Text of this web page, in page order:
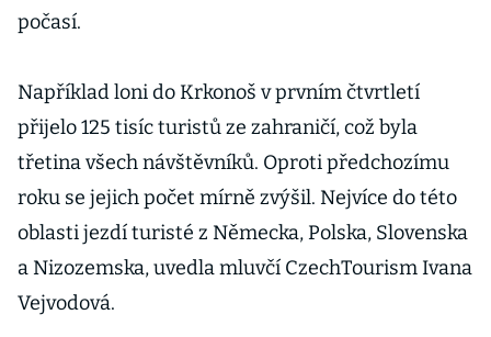
počasí.
Například loni do Krkonoš v prvním čtvrtletí
přijelo 125 tisíc turistů ze zahraničí, což byla
třetina všech návštěvníků. Oproti předchozímu
roku se jejich počet mírně zvýšil. Nejvíce do této
oblasti jezdí turisté z Německa, Polska, Slovenska
a Nizozemska, uvedla mluvčí CzechTourism Ivana
Vejvodová.